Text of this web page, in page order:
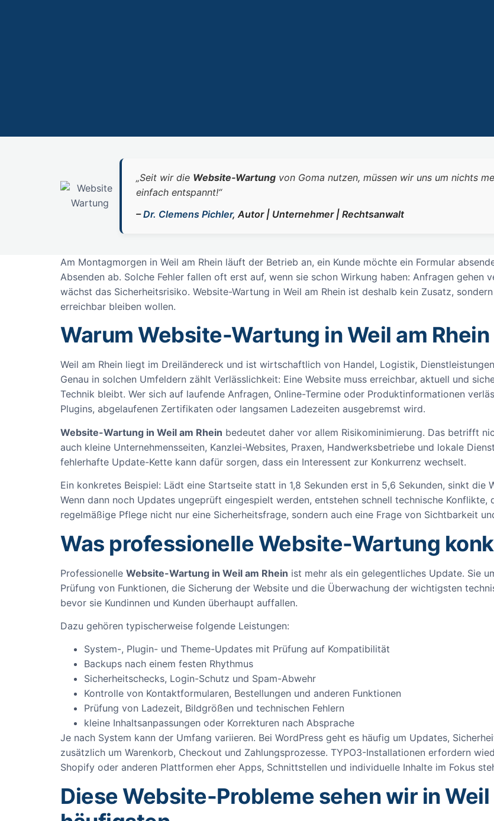
„Seit wir die Website‑Wartung von Goma nutzen, müssen wir uns um nichts
einfach entspannt!“
–Dr. Clemens Pichler, Autor | Unternehmer | Rechtsanwalt
Am Montagmorgen in Weil am Rhein läuft der Betrieb an, ein Kunde möchte ein Formular
Absenden ab. Solche Fehler fallen oft erst auf, wenn sie schon Wirkung haben: Anfragen
wächst das Sicherheitsrisiko. Website-Wartung in Weil am Rhein ist deshalb kein Zusatz,
erreichbar bleiben wollen.
Warum Website-Wartung in Weil am
Weil am Rhein liegt im Dreiländereck und ist wirtschaftlich von Handel, Logistik,
Genau in solchen Umfeldern zählt Verlässlichkeit: Eine Website muss erreichbar, aktuell und
Technik bleibt. Wer sich auf laufende Anfragen, Online-Termine oder Produktinformationen
Plugins, abgelaufenen Zertifikaten oder langsamen Ladezeiten ausgebremst wird.
Website-Wartung in Weil am Rhein bedeutet daher vor allem Risikominimierung. Das betrifft
auch kleine Unternehmensseiten, Kanzlei-Websites, Praxen, Handwerksbetriebe und lokale
fehlerhafte Update-Kette kann dafür sorgen, dass ein Interessent zur Konkurrenz wechselt.
Ein konkretes Beispiel: Lädt eine Startseite statt in 1,8 Sekunden erst in 5,6 Sekunden, sinkt die
Wenn dann noch Updates ungeprüft eingespielt werden, entstehen schnell technische
regelmäßige Pflege nicht nur eine Sicherheitsfrage, sondern auch eine Frage von Sichtbarkeit
Was professionelle Website-Wartung
Professionelle Website-Wartung in Weil am Rhein ist mehr als ein gelegentliches Update. Sie
Prüfung von Funktionen, die Sicherung der Website und die Überwachung der wichtigsten
bevor sie Kundinnen und Kunden überhaupt auffallen.
Dazu gehören typischerweise folgende Leistungen:
System-, Plugin- und Theme-Updates mit Prüfung auf Kompatibilität
Backups nach einem festen Rhythmus
Sicherheitschecks, Login-Schutz und Spam-Abwehr
Kontrolle von Kontaktformularen, Bestellungen und anderen Funktionen
Prüfung von Ladezeit, Bildgrößen und technischen Fehlern
kleine Inhaltsanpassungen oder Korrekturen nach Absprache
Je nach System kann der Umfang variieren. Bei WordPress geht es häufig um Updates,
zusätzlich um Warenkorb, Checkout und Zahlungsprozesse. TYPO3-Installationen erfordern
Shopify oder anderen Plattformen eher Apps, Schnittstellen und individuelle Inhalte im Fokus
Diese Website-Probleme sehen wir in Weil